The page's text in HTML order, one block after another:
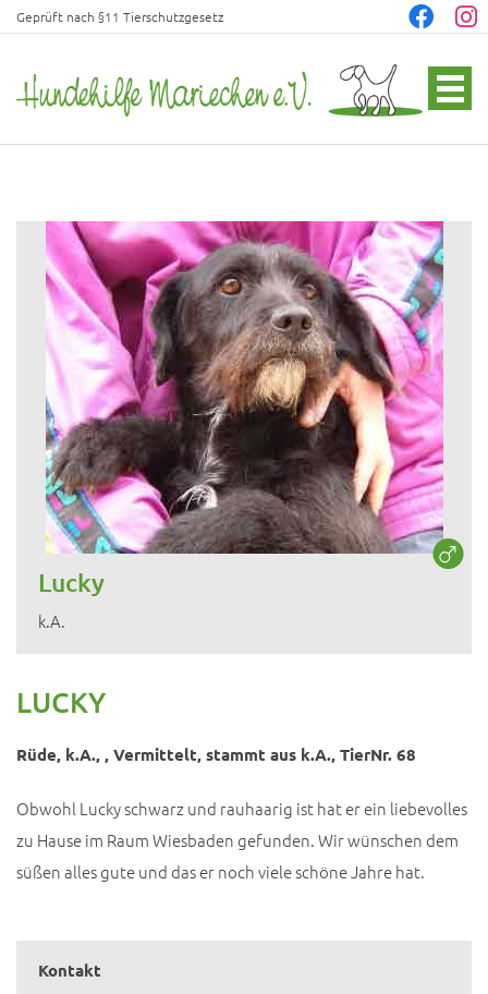
Geprüft nach §11 Tierschutzgesetz
Lucky
k.A.
LUCKY
Rüde, k.A., , Vermittelt, stammt aus k.A., TierNr. 68
Obwohl Lucky schwarz und rauhaarig ist hat er ein liebevolles
zu Hause im Raum Wiesbaden gefunden. Wir wünschen dem
süßen alles gute und das er noch viele schöne Jahre hat.
Kontakt